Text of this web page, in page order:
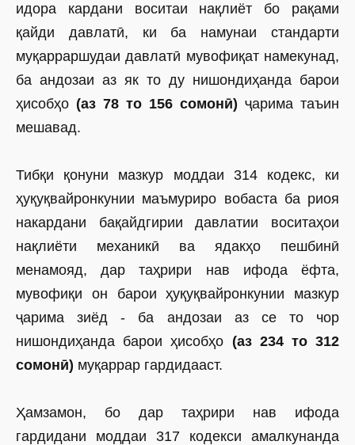
идора кардани воситаи нақлиёт бо рақами
қайди давлатӣ, ки ба намунаи стандарти
муқарраршудаи давлатӣ мувофиқат намекунад,
ба андозаи аз як то ду нишондиҳанда барои
ҳисобҳо (аз 78 то 156 сомонӣ) ҷарима таъин
мешавад.
Тибқи қонуни мазкур моддаи 314 кодекс, ки
ҳуқуқвайронкунии маъмуриро вобаста ба риоя
накардани бақайдгирии давлатии воситаҳои
нақлиёти механикӣ ва ядакҳо пешбинӣ
менамояд, дар таҳрири нав ифода ёфта,
мувофиқи он барои ҳуқуқвайронкунии мазкур
ҷарима зиёд - ба андозаи аз се то чор
нишондиҳанда барои ҳисобҳо (аз 234 то 312
сомонӣ) муқаррар гардидааст.
Ҳамзамон, бо дар таҳрири нав ифода
гардидани моддаи 317 кодекси амалкунанда